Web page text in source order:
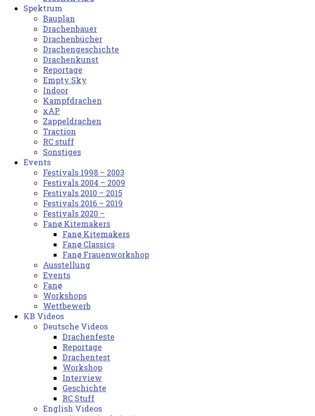
Spektrum
Bauplan
Drachenbauer
Drachenbücher
Drachengeschichte
Drachenkunst
Reportage
Empty Sky
Indoor
Kampfdrachen
xAP
Zappeldrachen
Traction
RC stuff
Sonstiges
Events
Festivals 1998 – 2003
Festivals 2004 – 2009
Festivals 2010 – 2015
Festivals 2016 – 2019
Festivals 2020 –
Fanø Kitemakers
Fanø Kitemakers
Fanø Classics
Fanø Frauenworkshop
Ausstellung
Events
Fanø
Workshops
Wettbewerb
KB Videos
Deutsche Videos
Drachenfeste
Reportage
Drachentest
Workshop
Interview
Geschichte
RC Stuff
English Videos